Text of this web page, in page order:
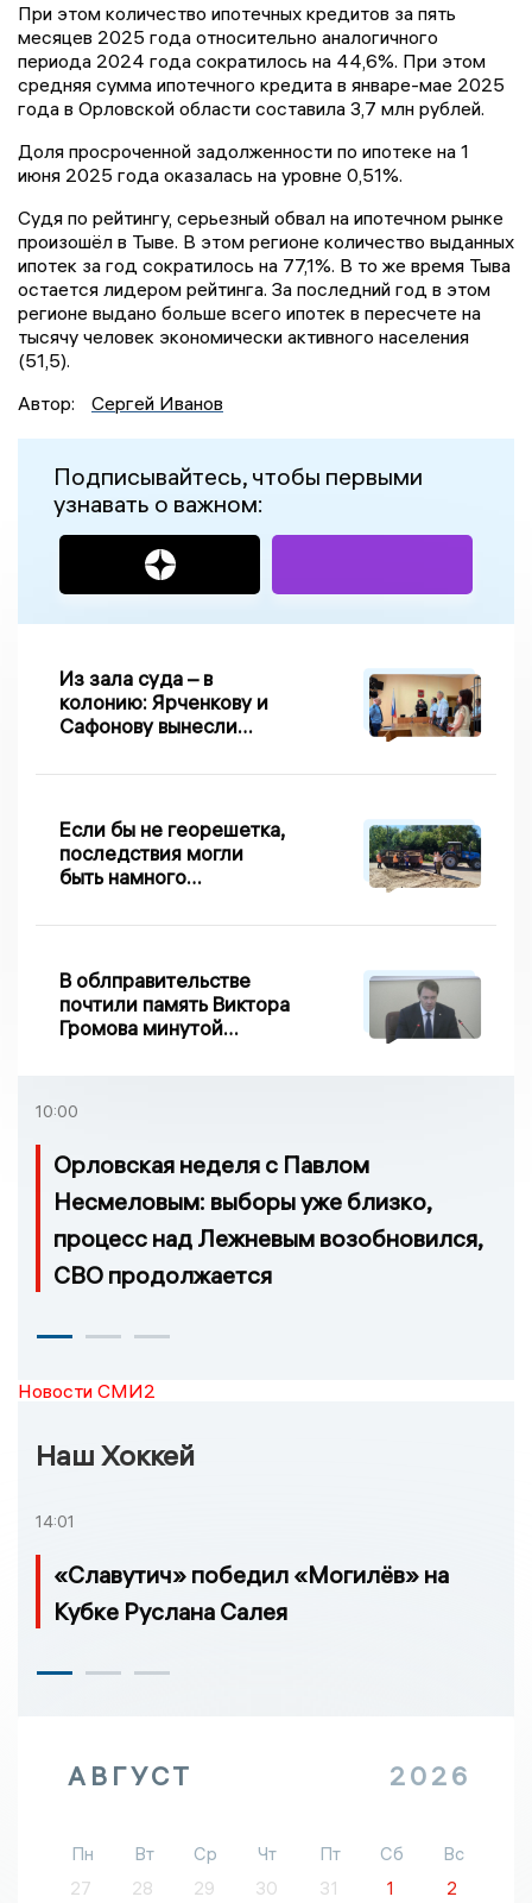
При этом количество ипотечных кредитов за пять
месяцев 2025 года относительно аналогичного
периода 2024 года сократилось на 44,6%. При этом
средняя сумма ипотечного кредита в январе-мае 2025
года в Орловской области составила 3,7 млн рублей.
Доля просроченной задолженности по ипотеке на 1
июня 2025 года оказалась на уровне 0,51%.
Судя по рейтингу, серьезный обвал на ипотечном рынке
произошёл в Тыве. В этом регионе количество выданных
ипотек за год сократилось на 77,1%. В то же время Тыва
остается лидером рейтинга. За последний год в этом
регионе выдано больше всего ипотек в пересчете на
тысячу человек экономически активного населения
(51,5).
Автор:
Сергей Иванов
Подписывайтесь, чтобы первыми
узнавать о важном:
Из зала суда – в
колонию: Ярченкову и
Сафонову вынесли
взятке
Если бы не георешетка,
последствия могли
быть намного
сходе песка на
В облправительстве
почтили память Виктора
Громова минутой
10:00
Орловская неделя с Павлом
Несмеловым: выборы уже близко,
процесс над Лежневым возобновился,
СВО продолжается
Новости СМИ2
Наш Хоккей
14:01
«Славутич» победил «Могилёв» на
Кубке Руслана Салея
АВГУСТ 2026
Пн Вт Ср Чт Пт Сб
Вс
27
28 29 30 31 1
2